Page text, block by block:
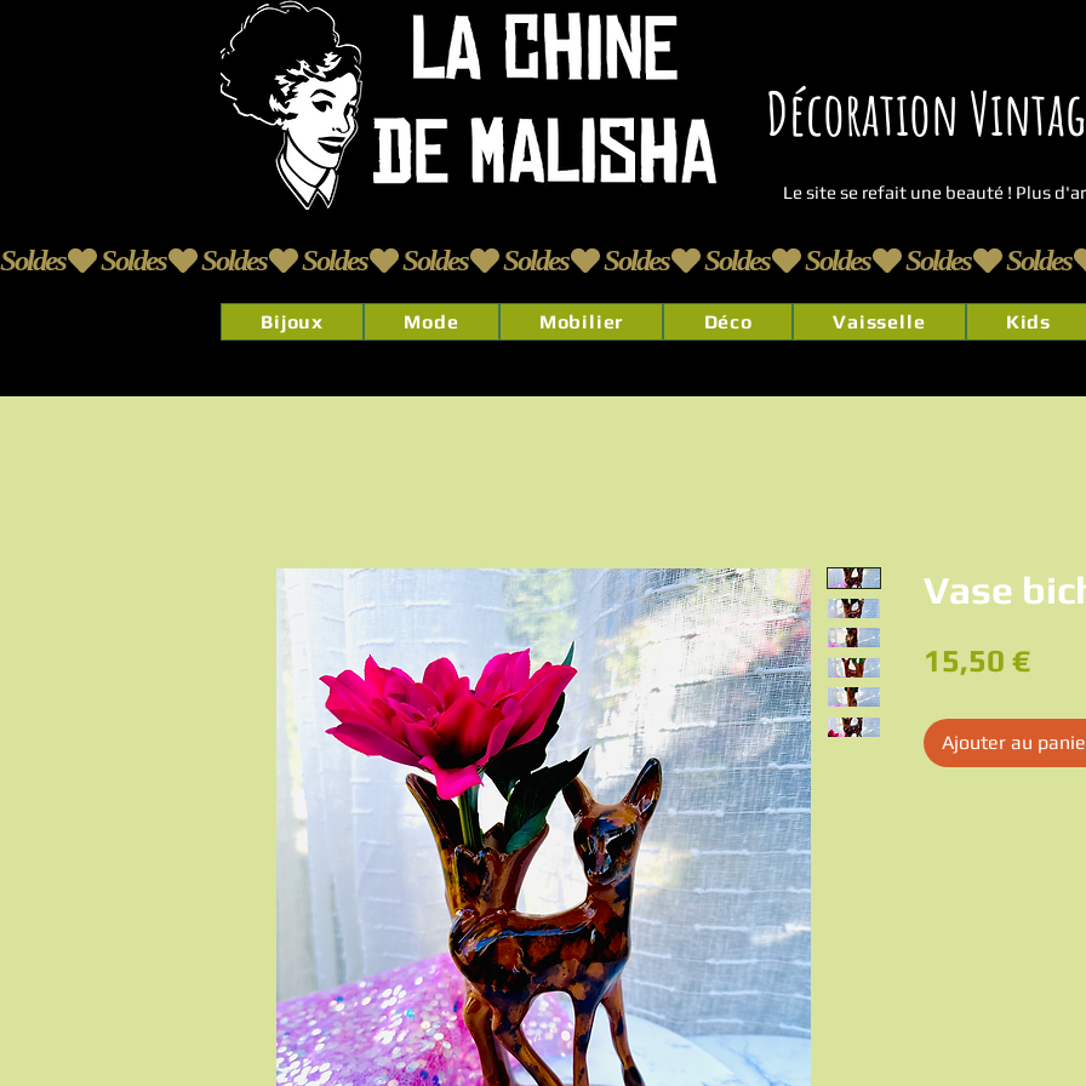
Décoration
Le site se refait une beauté ! Plus
Soldes
Bijoux Mode Mobilier Déco Vaisselle Kids
Vase
15,50 €Prix
Ajouter au